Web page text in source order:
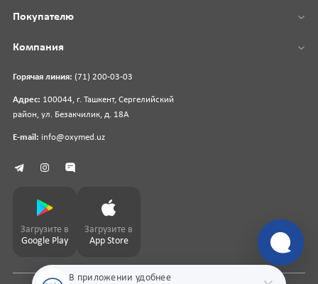
В приложении удобнее
Горячая линия: (71) 200-03-03
Адрес: 100044, г. Ташкент, Сергелийский
район, ул. Безакчилик, д. 18А
E-mail: info@oxymed.uz
Покупателю
Компания
Загрузите в
Google Play
Загрузите в
App Store